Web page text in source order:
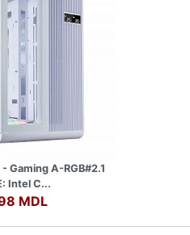
Gaming A-RGB#2.1
Intel C...
MDL